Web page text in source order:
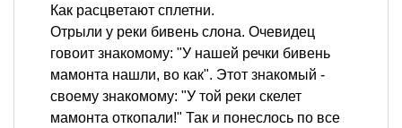
Как расцветают сплетни.
Отрыли у реки бивень слона. Очевидец
говоит знакомому: "У нашей речки бивень
мамонта нашли, во как". Этот знакомый -
своему знакомому: "У той реки скелет
мамонта откопали!" Так и понеслось по все